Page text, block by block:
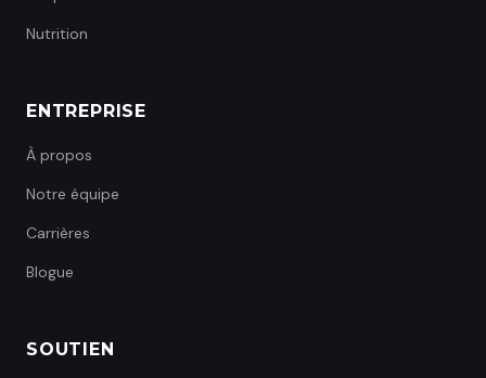
Nutrition
ENTREPRISE
À propos
Notre équipe
Carrières
Blogue
SOUTIEN